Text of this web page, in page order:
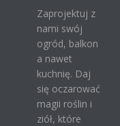
Zaprojektuj z
nami swój
ogród, balkon
a nawet
kuchnię. Daj
się oczarować
magii roślin i
ziół, które